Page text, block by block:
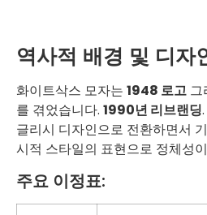
역사적 배경 및 디자
화이트삭스 모자는 1948 로고 그
를 겪었습니다. 1990년 리브랜딩
글리시 디자인으로 전환하면서
시적 스타일의 표현으로 정체성
주요 이정표: